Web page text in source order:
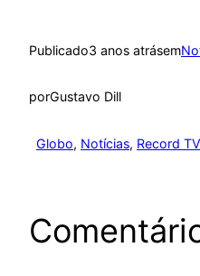
Publicado3 anos atrásem
porGustavo Dill
Globo, Notícias, Record TV